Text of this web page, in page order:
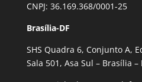
CNPJ: 36.169.368/0001-25
Brasília-DF
SHS Quadra 6, Conjunto A,
Sala 501, Asa Sul – Brasília –